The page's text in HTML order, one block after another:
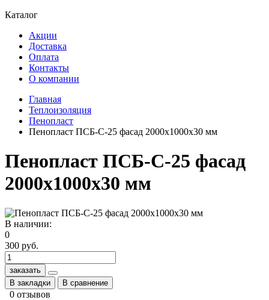
Каталог
Акции
Доставка
Оплата
Контакты
О компании
Главная
Теплоизоляция
Пенопласт
Пенопласт ПСБ-С-25 фасад 2000х1000х30 мм
Пенопласт ПСБ-С-25 фасад
2000х1000х30 мм
В наличии:
0
300 руб.
заказать
В закладки
В сравнение
0 отзывов